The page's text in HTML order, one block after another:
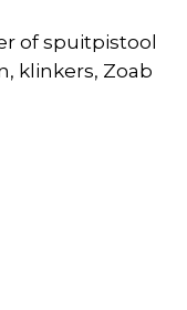
of spuitpistool
klinkers, Zoab